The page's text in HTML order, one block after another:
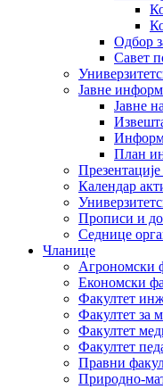
Одбор
Савет
Јавне
Јавне
План
Календар
Прописи и
Седнице
Чланице
Агрономски
Економски
Факултет
Факултет за
Факултет
Факултет
Правни
Природно-